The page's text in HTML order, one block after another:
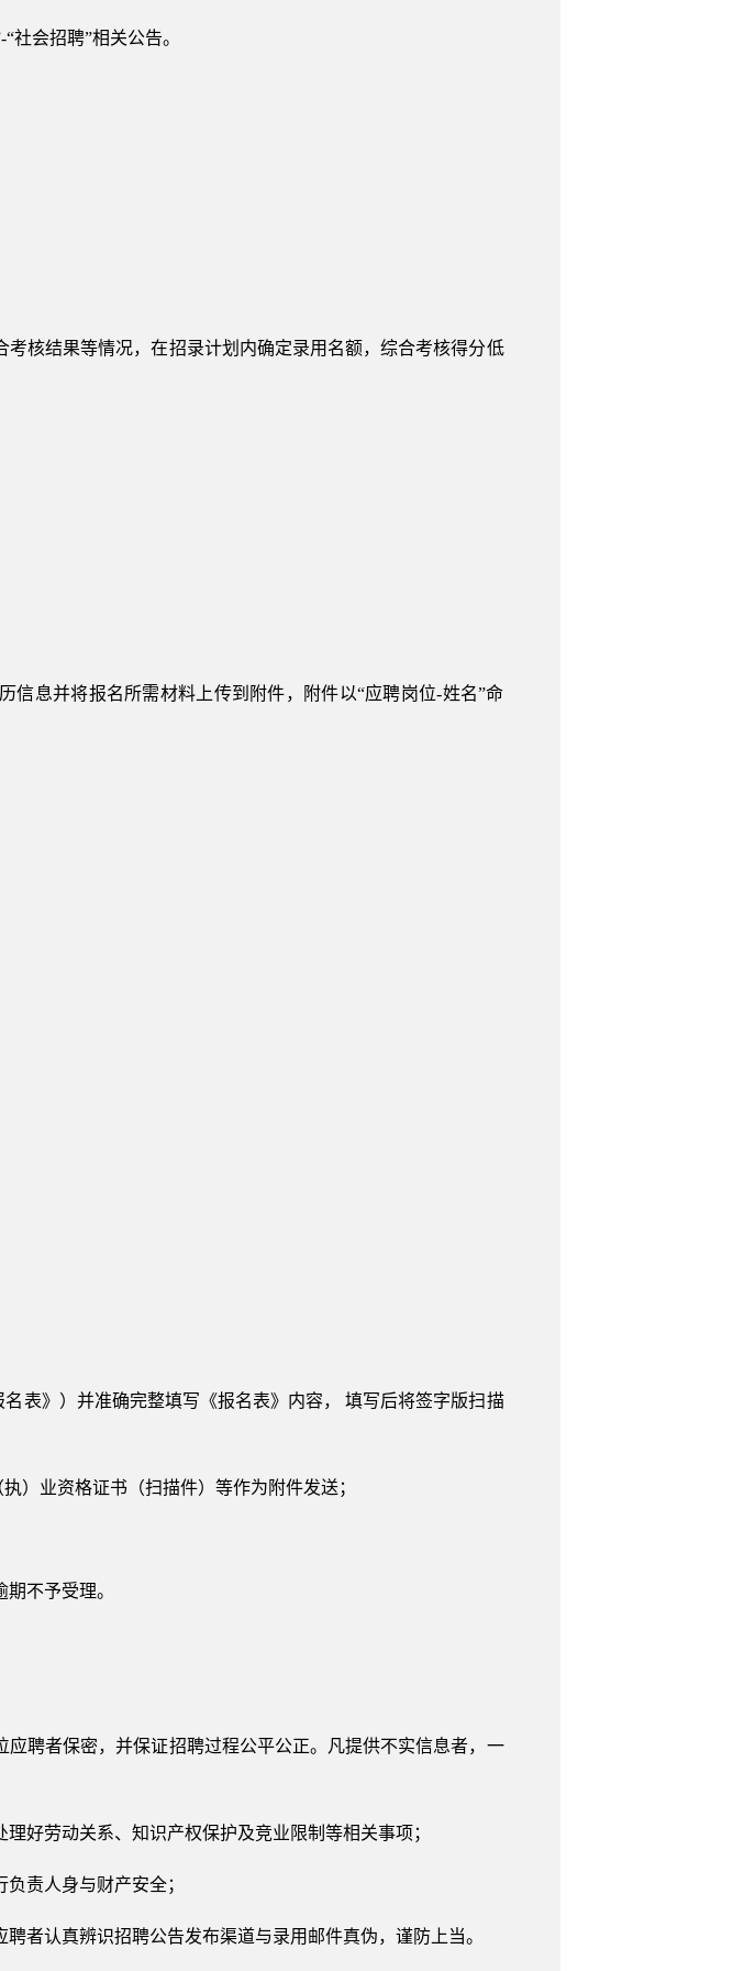
社会招聘”相关公告。
核结果等情况，在招录计划内确定录用名额，综合考核得分低
信息并将报名所需材料上传到附件，附件以“应聘岗位-姓名”命
表》）并准确完整填写《报名表》内容， 填写后将签字版扫描
执）业资格证书（扫描件）等作为附件发送；
不予受理。
聘者保密，并保证招聘过程公平公正。凡提供不实信息者，一
好劳动关系、知识产权保护及竞业限制等相关事项；
责人身与财产安全；
者认真辨识招聘公告发布渠道与录用邮件真伪，谨防上当。